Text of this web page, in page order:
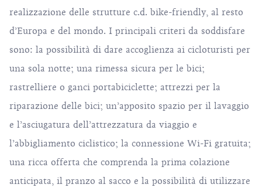
realizzazione delle strutture c.d. bike-friendly, al resto
d’Europa e del mondo. I principali criteri da soddisfare
sono: la possibilità di dare accoglienza ai cicloturisti per
una sola notte; una rimessa sicura per le bici;
rastrelliere o ganci portabiciclette; attrezzi per la
riparazione delle bici; un’apposito spazio per il lavaggio
e l’asciugatura dell’attrezzatura da viaggio e
l’abbigliamento ciclistico; la connessione Wi-Fi gratuita;
una ricca offerta che comprenda la prima colazione
anticipata, il pranzo al sacco e la possibilità di utilizzare